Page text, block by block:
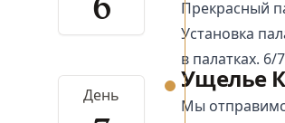
6
Прекрасный
Установка
в палатках.
День
Ущелье
Мы